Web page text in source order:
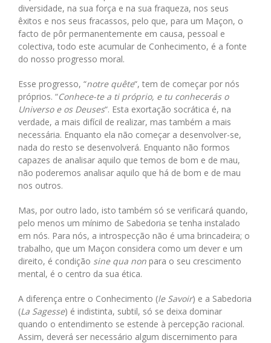
diversidade, na sua força e na sua fraqueza, nos seus
êxitos e nos seus fracassos, pelo que, para um Maçon, o
facto de pôr permanentemente em causa, pessoal e
colectiva, todo este acumular de Conhecimento, é a fonte
do nosso progresso moral.
Esse progresso, “notre quête“, tem de começar por nós
próprios. “Conhece-te a ti próprio, e tu conhecerás o
Universo e os Deuses“. Esta exortação socrática é, na
verdade, a mais difícil de realizar, mas também a mais
necessária. Enquanto ela não começar a desenvolver-se,
nada do resto se desenvolverá. Enquanto não formos
capazes de analisar aquilo que temos de bom e de mau,
não poderemos analisar aquilo que há de bom e de mau
nos outros.
Mas, por outro lado, isto também só se verificará quando,
pelo menos um mínimo de Sabedoria se tenha instalado
em nós. Para nós, a introspecção não é uma brincadeira; o
trabalho, que um Maçon considera como um dever e um
direito, é condição sine qua non para o seu crescimento
mental, é o centro da sua ética.
A diferença entre o Conhecimento (le Savoir) e a Sabedoria
(La Sagesse) é indistinta, subtil, só se deixa dominar
quando o entendimento se estende à percepção racional.
Assim, deverá ser necessário algum discernimento para